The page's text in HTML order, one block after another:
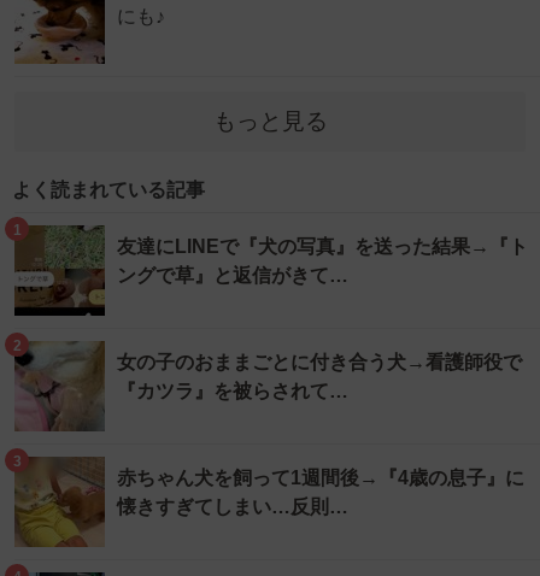
にも♪
もっと見る
よく読まれている記事
1
友達にLINEで『犬の写真』を送った結果→『ト
ングで草』と返信がきて…
2
女の子のおままごとに付き合う犬→看護師役で
『カツラ』を被らされて…
3
赤ちゃん犬を飼って1週間後→『4歳の息子』に
懐きすぎてしまい…反則…